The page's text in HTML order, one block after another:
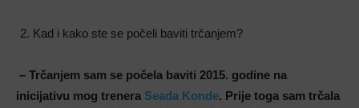
Kad i kako ste se počeli baviti trčanjem?
– Trčanjem sam se počela baviti 2015. godine na
inicijativu mog trenera Seada Konde. Prije toga sam trčala